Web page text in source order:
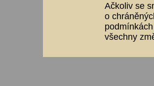
Ačkoliv se
o
všechny